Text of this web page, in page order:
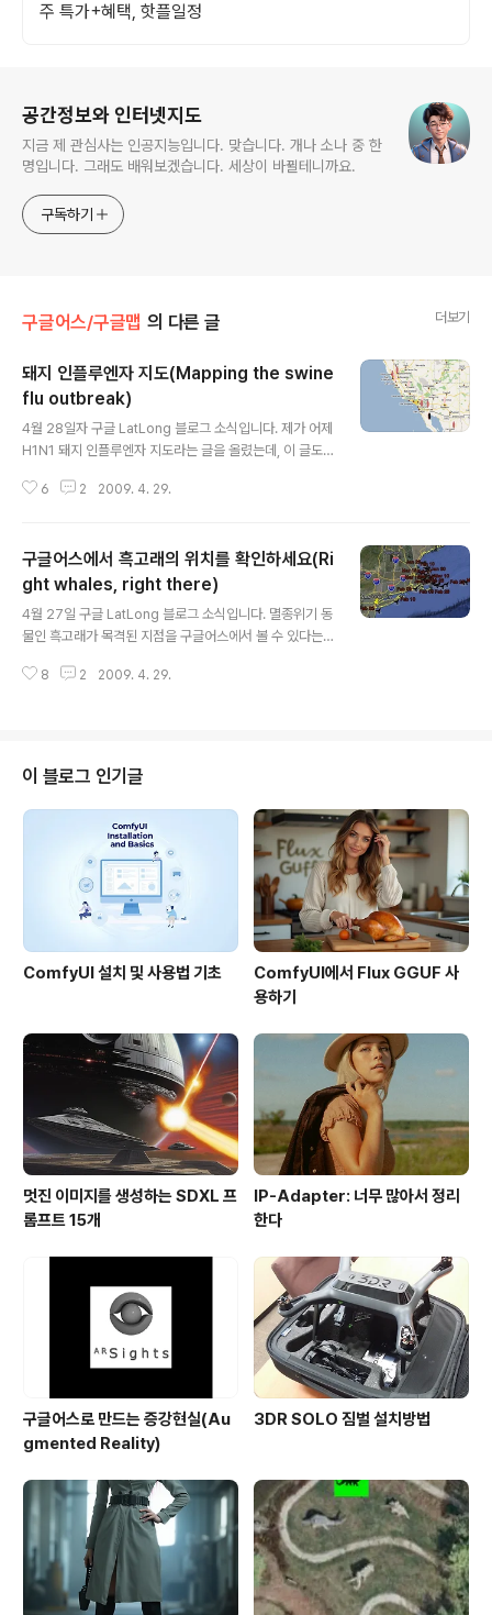
주 특가+혜택, 핫플일정
공간정보와 인터넷지도
지금 제 관심사는 인공지능입니다. 맞습니다. 개나 소나 중 한
명입니다. 그래도 배워보겠습니다. 세상이 바뀔테니까요.
구독하기
구글어스/구글맵 의 다른 글 더보기
돼지 인플루엔자 지도(Mapping the swine
flu outbreak)
4월 28일자 구글 LatLong 블로그 소식입니다. 제가 어제
H1N1 돼지 인플루엔자 지도라는 글을 올렸는데, 이 글도
Dr. Henry Niman의 지도는 제 글에서도 소개를 드렸구
고 있습니다. 현재 여러가지 지도를 비교해 보니, 영국에서
컴퓨터 공학을 전공하는 분이 만든 내지도가 제일 많은 정
보를 담고 있는 듯 합니다. 아래는 샌프란시스코에서 멕시
코 북부쪽을 확대한 모습인데, 어제 글을 쓸 때만 해도 없었
던, 샌프란시스코 주변에도 의심환자 및 진성환자가 생긴
모양입니다. 이번엔 Where 2.0에 갈 수 있으려나... ..
6 2 2009. 4. 29.
구글어스에서 흑고래의 위치를 확인하세요(Ri
ght whales, right there)
4월 27일 구글 LatLong 블로그 소식입니다. 멸종위기 동
물인 흑고래가 목격된 지점을 구글어스에서 볼 수 있다는
브리태니커 백과사전을 보시면 되는데요, 죽으면 떠오르는
와 선박의 충돌사고를 미연에 방지하고자 하는 목적이라고
합니다. 충돌사고가 발생한다면 인간이나 고래나 피해를
받는 건 마찬가지일테니까요. . 이 KML 파일을 실행시키면
아래 그림처럼 흑고래가 목격된 지점을 구글어스에서 직접
보실 수 있습니다. 특히 미국 동북부에서 제일 많이 서식하
고 있나봅니다. 고래..
8 2 2009. 4. 29.
이 블로그 인기글
ComfyUI 설치 및 사용법 기초
ComfyUI에서 Flux GGUF 사
용하기
멋진 이미지를 생성하는 SDXL 프
롬프트 15개
IP-Adapter: 너무 많아서 정리
한다
구글어스로 만드는 증강현실(Au
gmented Reality)
3DR SOLO 짐벌 설치방법